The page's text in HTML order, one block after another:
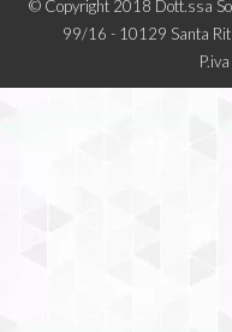
© Copyright 2018 Dott.ssa
99/16 - 10129 Santa